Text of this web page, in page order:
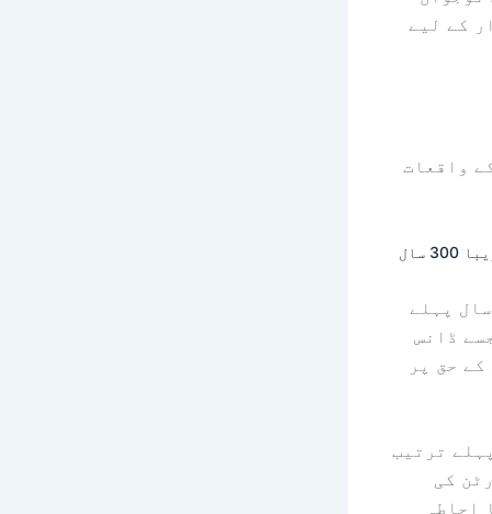
کے لیے
واقعات
سال
درست! ہاؤس آف دی ڈریگن گیم آف تھرونز کے واقعات سے تقریباً 200 سال پہلے
ڈانس
حق پر
گیم آف تھرونز سے تقریباً 200 سال پہلے ترتیب
مارٹن کی